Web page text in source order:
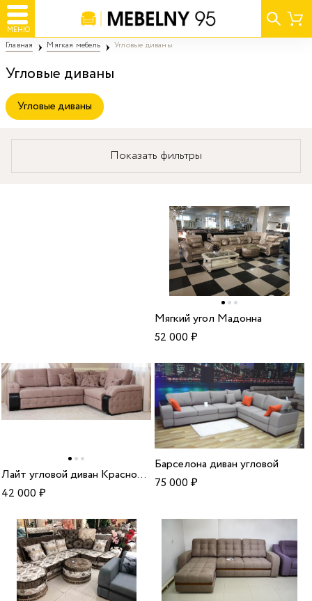
МЕНЮ
Главная Мягкая мебель Угловые диваны
Угловые диваны
Угловые диваны
Показать фильтры
Мягкий угол Мадонна
52 000₽
Лайт угловой диван Краснодар
42 000₽
Барселона диван угловой
75 000₽